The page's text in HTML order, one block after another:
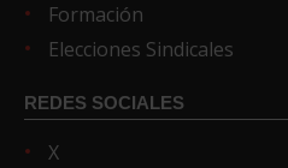
Formación
Elecciones Sindicales
REDES SOCIALES
X